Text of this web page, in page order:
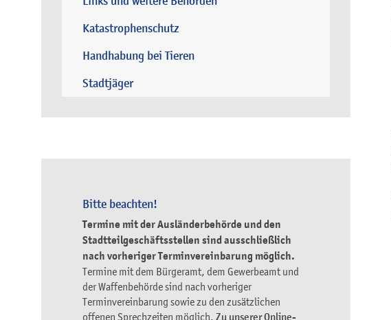
Katastrophenschutz
Handhabung bei Tieren
Stadtjäger
Bitte beachten!
Termine mit der Ausländerbehörde und den
Stadtteilgeschäftsstellen sind ausschließlich
nach vorheriger Terminvereinbarung möglich.
Termine mit dem Bürgeramt, dem Gewerbeamt und
der Waffenbehörde sind nach vorheriger
Terminvereinbarung sowie zu den zusätzlichen
offenen Sprechzeiten möglich. Zu unserer Online-